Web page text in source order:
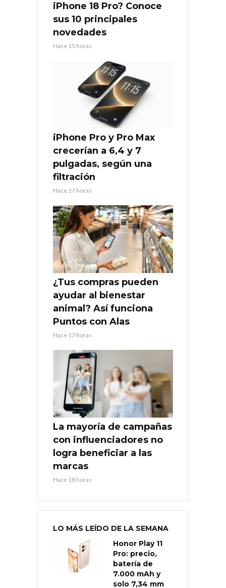
iPhone 18 Pro? Conoce
sus 10 principales
novedades
Hace 15 horas
iPhone Pro y Pro Max
crecerían a 6,4 y 7
pulgadas, según una
filtración
Hace 17 horas
¿Tus compras pueden
ayudar al bienestar
animal? Así funciona
Puntos con Alas
Hace 17 horas
La mayoría de campañas
con influenciadores no
logra beneficiar a las
marcas
Hace 18 horas
LO MÁS LEÍDO DE LA SEMANA
Honor Play 11
Pro: precio,
batería de
7.000 mAh y
solo 7,34 mm